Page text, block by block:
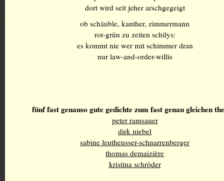
dort wird seit jeher arschgegeigt
ob schäuble, kanther, zimmermann
rot-grün zu zeiten schilys:
es kommt nie wer mit schimmer dran
nur law-and-order-willis
fünf fast genauso gute gedichte zum fast genau gleichen
peter ramsauer
dirk niebel
sabine leutheusser-schnarrenberger
thomas demaizière
kristina schröder